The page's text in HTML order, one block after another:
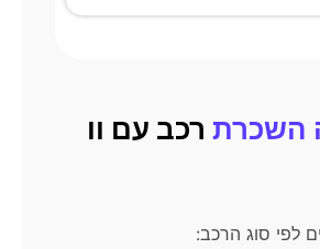
השכרת רכב עם וו
לפי סוג הרכב: